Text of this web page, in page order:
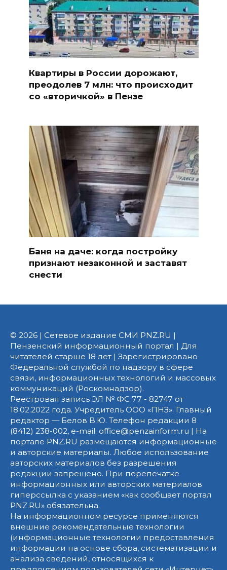
Квартиры в России дорожают,
преодолев 7 млн: что происходит
со «вторичкой» в Пензе
Баня на даче: когда постройку
признают незаконной и заставят
снести
© 2026 | Сетевое издание СМИ PNZ.RU |
Пензенский информационный портал | Для
читателей старше 18 лет | Зарегистрировано
Федеральной службой по надзору в сфере
связи, информационных технологий и массовых
коммуникаций (Роскомнадзор).
Реестровая запись ЭЛ № ФС 77 - 82747 от
18.02.2022 года. Учредитель ООО «ПНЗ». Главный
редактор — Белов В.Ю. Телефон редакции 8
(8412) 238-002, e-mail: office@penzainform.ru | На
портале PNZ.RU размещаются информационные
и авторские материалы. Любое использование
авторских материалов без разрешения
редакции запрещено. При перепечатке
информационных или авторских материалов
гиперссылка с указанием «как сообщает портал
PNZ.RU» обязательна.
На информационном ресурсе применяются
внешние рекомендательные технологии
(информационные технологии предоставления
информации на основе сбора, систематизации и
анализа сведений, относящихся к